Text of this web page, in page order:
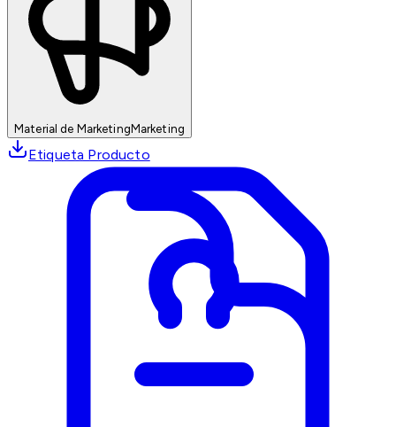
Material de MarketingMarketing
Etiqueta Producto